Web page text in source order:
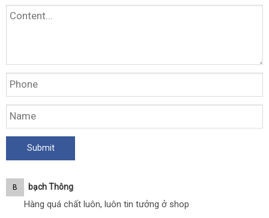
B Bạch Thông
Hàng quá chất luôn, luôn tin tưởng ở shop